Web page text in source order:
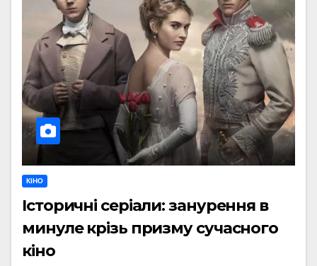
КІНО
Історичні серіали: занурення в
минуле крізь призму сучасного
кіно